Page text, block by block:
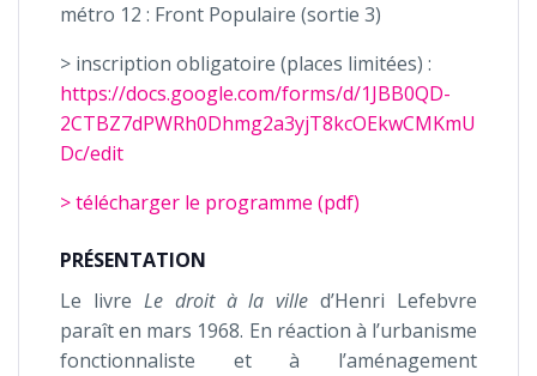
métro 12 : Front Populaire (sortie 3)
> inscription obligatoire (places limitées) :
https://docs.google.com/forms/d/1JBB0QD-
2CTBZ7dPWRh0Dhmg2a3yjT8kcOEkwCMKmU
Dc/edit
> télécharger le programme (pdf)
PRÉSENTATION
Le livre Le droit à la ville d’Henri Lefebvre
paraît en mars 1968. En réaction à l’urbanisme
fonctionnaliste et à l’aménagement